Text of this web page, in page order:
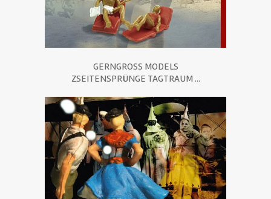
GERNGROSS MODELS
ZSEITENSPRÜNGE TAGTRAUM ...